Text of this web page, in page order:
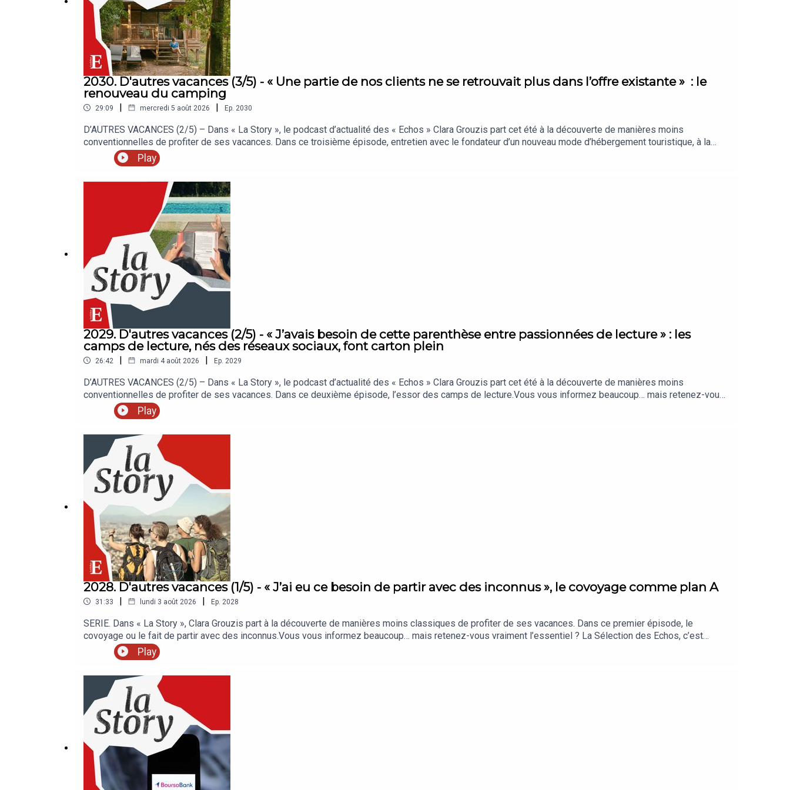
2030. D'autres vacances (3/5) - « Une partie de nos clients ne se retrouvait plus dans l’offre existante » : le
renouveau du camping
29:09 | mercredi 5 août 2026 | Ep. 2030
D’AUTRES VACANCES (2/5) – Dans « La Story », le podcast d’actualité des « Echos » Clara Grouzis part cet été à la découverte de manières moins
conventionnelles de profiter de ses vacances. Dans ce troisième épisode, entretien avec le fondateur d’un nouveau mode d’hébergement touristique, à la
croisée du camping et de l’hôtel étoilé, au milieu des arbres.Vous vous informez beaucoup… mais retenez-vous vraiment l’essentiel ? La Sélection des
Echos, c’est chaque jour les analyses et décryptages qui comptent vraiment, sélectionnés par notre rédaction. Retrouvez nos meilleures offres réservées à
Clémence Lemaistre. Invité : Baptiste Bonnichon (cofondateur d’Inspire Villages). Réalisation : Nicolas Jean. Chargée de production et d’édition : Clara
Grouzis. Musique : Théo Boulenger. Identité graphique : Upian. Photo : Signature June. Sons : France TV, RTL.
Play
2029. D'autres vacances (2/5) - « J’avais besoin de cette parenthèse entre passionnées de lecture » : les
camps de lecture, nés des réseaux sociaux, font carton plein
26:42 | mardi 4 août 2026 | Ep. 2029
D’AUTRES VACANCES (2/5) – Dans « La Story », le podcast d’actualité des « Echos » Clara Grouzis part cet été à la découverte de manières moins
conventionnelles de profiter de ses vacances. Dans ce deuxième épisode, l’essor des camps de lecture.Vous vous informez beaucoup… mais retenez-vous
vraiment l’essentiel ? La Sélection des Echos, c’est chaque jour les analyses et décryptages qui comptent vraiment, sélectionnés par notre rédaction.
Retrouvez nos meilleures offres réservées à nos auditeurs.« La Story » est un podcast des « Echos » présenté par Clara Grouzis. Cet épisode a été
Mathilde Dutrieux. Réalisation : Nicolas Jean. Chargée de production et d’édition : Clara Grouzis. Musique : Théo Boulenger. Identité graphique : Upian. Photo :
The Bookmates.
Play
2028. D'autres vacances (1/5) - « J’ai eu ce besoin de partir avec des inconnus », le covoyage comme plan A
31:33 | lundi 3 août 2026 | Ep. 2028
SERIE. Dans « La Story », Clara Grouzis part à la découverte de manières moins classiques de profiter de ses vacances. Dans ce premier épisode, le
covoyage ou le fait de partir avec des inconnus.Vous vous informez beaucoup… mais retenez-vous vraiment l’essentiel ? La Sélection des Echos, c’est
chaque jour les analyses et décryptages qui comptent vraiment, sélectionnés par notre rédaction. Retrouvez nos meilleures offres réservées à nos
auditeurs.« La Story » est un podcast des « Echos » présenté par Clara Grouzis. Cet épisode a été enregistré en juillet 2026. Rédaction en chef : Clémence
adjointe de Hello Travel). Réalisation : Nicolas Jean. Chargée de production et d’édition : Clara Grouzis. Musique : Théo Boulenger. Identité graphique : Upian.
Photo : iStock. Sons : @lucilelouis et Copines de Voyage.
Play